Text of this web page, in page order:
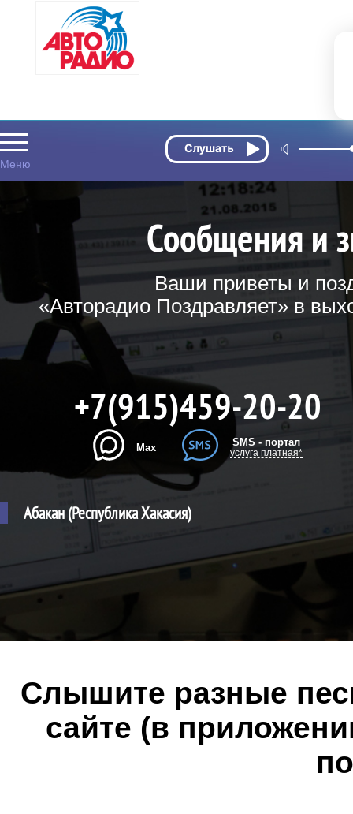
Сообщения и
Ваши приветы и
«Авторадио Поздравляет» в
+7(915)459-20-20
Max SMS - портал
услуга платная*
Абакан (Республика Хакасия)
Слышите разные
сайте (в